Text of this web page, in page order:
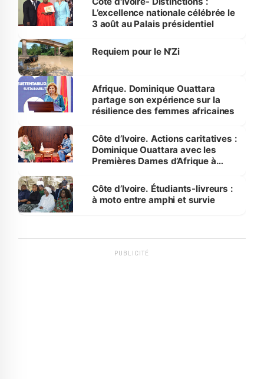
L’excellence nationale célébrée le
3 août au Palais présidentiel
Requiem pour le N’Zi
Afrique. Dominique Ouattara
partage son expérience sur la
résilience des femmes africaines
Côte d’Ivoire. Actions caritatives :
Dominique Ouattara avec les
Premières Dames d’Afrique à
Côte d’Ivoire. Étudiants-livreurs :
à moto entre amphi et survie
PUBLICITÉ